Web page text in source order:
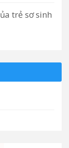
trẻ sơ sinh